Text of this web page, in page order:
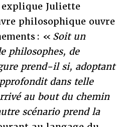
explique Juliette
philosophique ouvre
: « Soit un
philosophes, de
prend-il si, adoptant
dans telle
au bout du chemin
scénario prend la